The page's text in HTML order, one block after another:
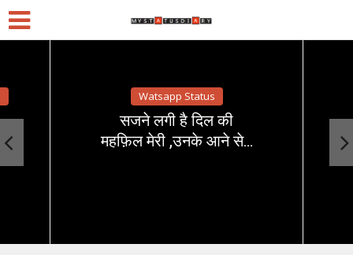
Watsapp Status
सजने लगी है दिल की
महफ़िल मेरी ,उनके आने से…